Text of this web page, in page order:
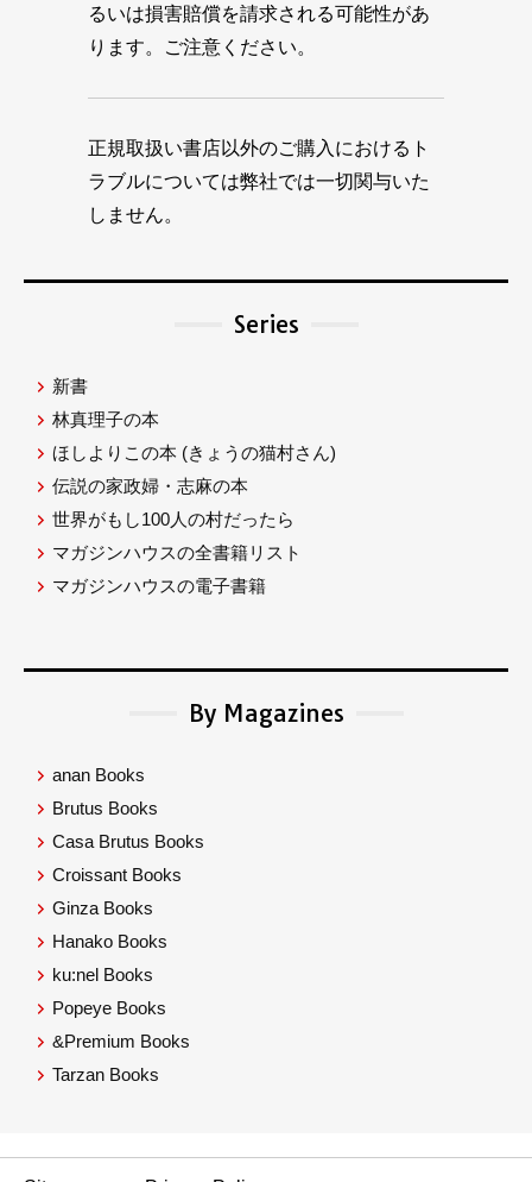
るいは損害賠償を請求される可能性があ
ります。ご注意ください。
正規取扱い書店以外のご購入におけるト
ラブルについては弊社では一切関与いた
しません。
Series
新書
林真理子の本
ほしよりこの本 (きょうの猫村さん)
伝説の家政婦・志麻の本
世界がもし100人の村だったら
マガジンハウスの全書籍リスト
マガジンハウスの電子書籍
By Magazines
anan Books
Brutus Books
Casa Brutus Books
Croissant Books
Ginza Books
Hanako Books
ku:nel Books
Popeye Books
&Premium Books
Tarzan Books